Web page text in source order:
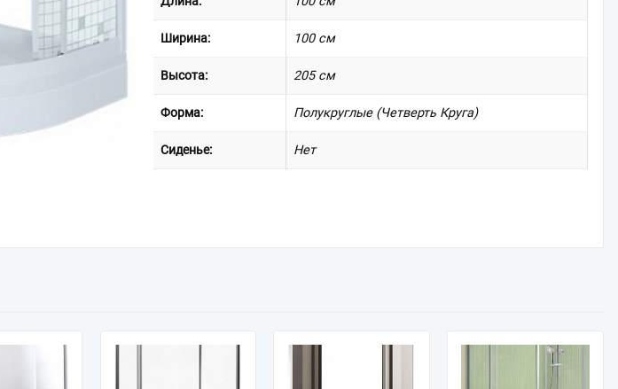
Ширина: 100 см
Высота: 205 см
Форма: Полукруглые (Четверть Круга)
Сиденье: Нет